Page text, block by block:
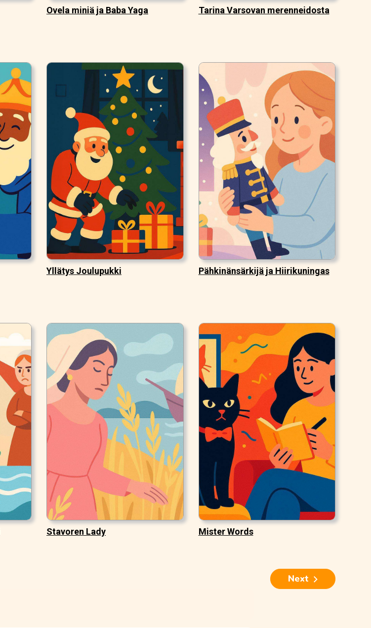
Ovela miniä ja Baba Yaga Tarina Varsovan merenneidosta
Yllätys Joulupukki Pähkinänsärkijä ja Hiirikuningas
Stavoren Lady Mister Words
Next